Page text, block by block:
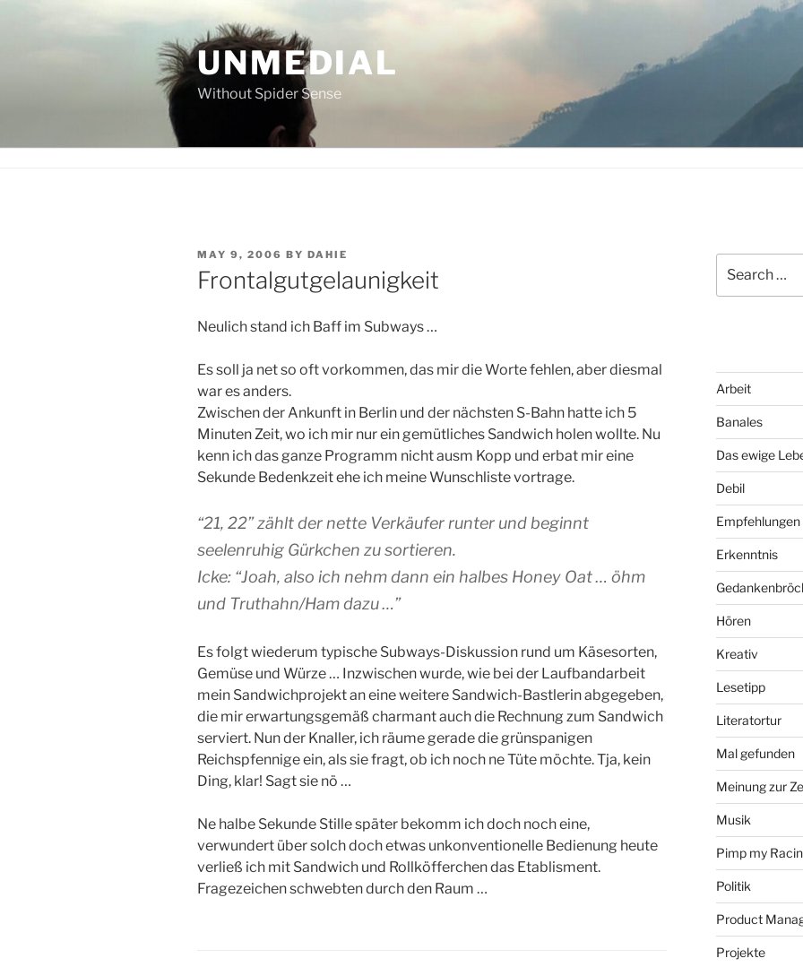
UNMEDIAL
Without Spider Sense
POSTED
ON
MAY 9, 2006 BY DAHIE
Frontalgutgelaunigkeit
Neulich stand ich Baff im Subways …
Es soll ja net so oft vorkommen, das mir die Worte fehlen, aber diesmal
war es anders.
Zwischen der Ankunft in Berlin und der nächsten S-Bahn hatte ich 5
Minuten Zeit, wo ich mir nur ein gemütliches Sandwich holen wollte. Nu
kenn ich das ganze Programm nicht ausm Kopp und erbat mir eine
Sekunde Bedenkzeit ehe ich meine Wunschliste vortrage.
“21, 22” zählt der nette Verkäufer runter und beginnt
seelenruhig Gürkchen zu sortieren.
Icke: “Joah, also ich nehm dann ein halbes Honey Oat … öhm
und Truthahn/Ham dazu …”
Es folgt wiederum typische Subways-Diskussion rund um Käsesorten,
Gemüse und Würze … Inzwischen wurde, wie bei der Laufbandarbeit
mein Sandwichprojekt an eine weitere Sandwich-Bastlerin abgegeben,
die mir erwartungsgemäß charmant auch die Rechnung zum Sandwich
serviert. Nun der Knaller, ich räume gerade die grünspanigen
Reichspfennige ein, als sie fragt, ob ich noch ne Tüte möchte. Tja, kein
Ding, klar! Sagt sie nö …
Ne halbe Sekunde Stille später bekomm ich doch noch eine,
verwundert über solch doch etwas unkonventionelle Bedienung heute
verließ ich mit Sandwich und Rollköfferchen das Etablisment.
Fragezeichen schwebten durch den Raum …
for:
Arbeit
Banales
Das ewige
Debil
Empfehlungen
Erkenntnis
Hören
Kreativ
Lesetipp
Literatortur
Mal gefunden
Meinung zur
Musik
Pimp my
Politik
Product
Projekte